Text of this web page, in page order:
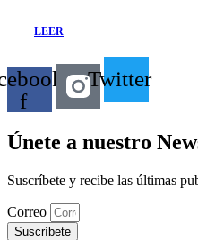
LEER
f
Twitter
Únete a nuestro
Suscríbete y recibe las últimas
Correo
Suscríbete